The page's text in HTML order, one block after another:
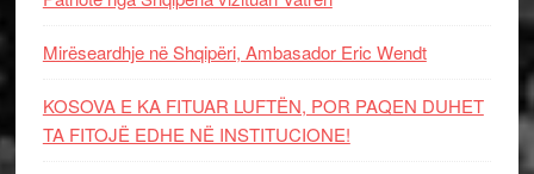
Mirëseardhje në Shqipëri, Ambasador Eric Wendt
KOSOVA E KA FITUAR LUFTËN, POR PAQEN DUHET
TA FITOJË EDHE NË INSTITUCIONE!